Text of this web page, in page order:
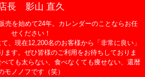
長 影山 直久
売を始めて24年。カレンダーのことならお任
せください！
、現在12,200名のお客様から「非常に良い」
ます。ぜひ皆様のご利用をお待ちしておりま
ても太らない、食べなくても痩せない、還暦
モノノフです（笑）